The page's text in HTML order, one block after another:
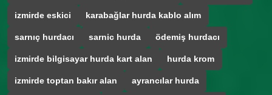
izmirde eskici karabağlar hurda kablo alım
sarnıç hurdacı sarnic hurda ödemiş hurdacı
izmirde bilgisayar hurda kart alan hurda krom
izmirde toptan bakır alan ayrancılar hurda